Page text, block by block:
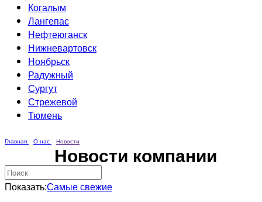
Когалым
Лангепас
Нефтеюганск
Нижневартовск
Ноябрьск
Радужный
Сургут
Стрежевой
Тюмень
Главная О нас Новости
Новости компании
Показать:Самые свежие